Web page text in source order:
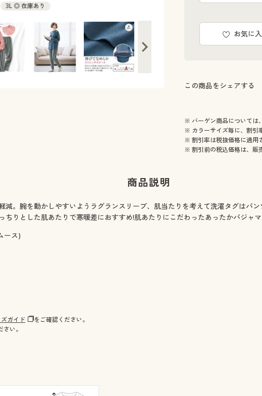
3L ◎ 在庫あり
お気に
この商品をシェアする
※ バーゲン商品については
※ カラーサイズ毎に、割引
※ 割引率は税抜価格に適用
※ 割引前の税込価格は、販
商品説明
。腕を動かしやすいようラグランスリーブ、肌当たりを考えて洗濯タグはパ
りとした肌あたりで寒暖差におすすめ!肌あたりにこだわったあったかパジャ
ース)
ガイド
をご確認ください。
い。